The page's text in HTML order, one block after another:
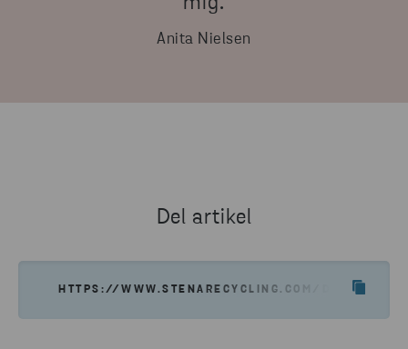
Anita Nielsen
Del artikel
HTTPS://WWW.STENARECYCLING.COM/DA/